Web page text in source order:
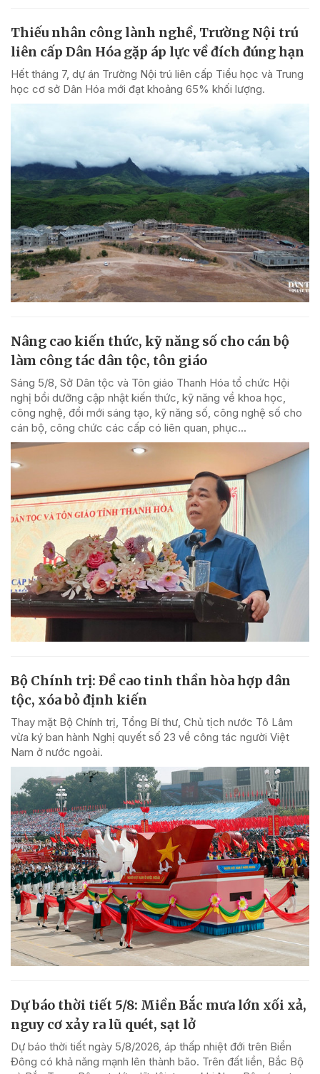
Thiếu nhân công lành nghề, Trường Nội trú
liên cấp Dân Hóa gặp áp lực về đích đúng hạn
Hết tháng 7, dự án Trường Nội trú liên cấp Tiểu học và Trung
học cơ sở Dân Hóa mới đạt khoảng 65% khối lượng.
Nâng cao kiến thức, kỹ năng số cho cán bộ
làm công tác dân tộc, tôn giáo
Sáng 5/8, Sở Dân tộc và Tôn giáo Thanh Hóa tổ chức Hội
nghị bồi dưỡng cập nhật kiến thức, kỹ năng về khoa học,
công nghệ, đổi mới sáng tạo, kỹ năng số, công nghệ số cho
cán bộ, công chức các cấp có liên quan, phục...
Bộ Chính trị: Đề cao tinh thần hòa hợp dân
tộc, xóa bỏ định kiến
Thay mặt Bộ Chính trị, Tổng Bí thư, Chủ tịch nước Tô Lâm
vừa ký ban hành Nghị quyết số 23 về công tác người Việt
Nam ở nước ngoài.
Dự báo thời tiết 5/8: Miền Bắc mưa lớn xối xả,
nguy cơ xảy ra lũ quét, sạt lở
Dự báo thời tiết ngày 5/8/2026, áp thấp nhiệt đới trên Biển
Đông có khả năng mạnh lên thành bão. Trên đất liền, Bắc Bộ